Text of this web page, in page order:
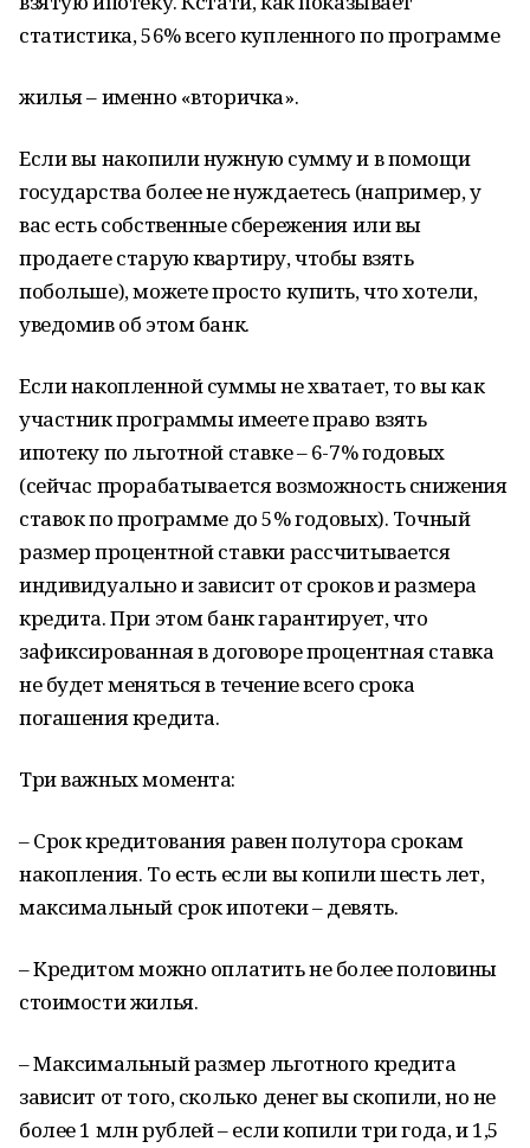
статистика, 56% всего купленного по программе
жилья – именно «вторичка».
Если вы накопили нужную сумму и в помощи
государства более не нуждаетесь (например, у
вас есть собственные сбережения или вы
продаете старую квартиру, чтобы взять
побольше), можете просто купить, что хотели,
уведомив об этом банк.
Если накопленной суммы не хватает, то вы как
участник программы имеете право взять
ипотеку по льготной ставке – 6-7% годовых
(сейчас прорабатывается возможность снижения
ставок по программе до 5% годовых). Точный
размер процентной ставки рассчитывается
индивидуально и зависит от сроков и размера
кредита. При этом банк гарантирует, что
зафиксированная в договоре процентная ставка
не будет меняться в течение всего срока
погашения кредита.
Три важных момента:
– Срок кредитования равен полутора срокам
накопления. То есть если вы копили шесть лет,
максимальный срок ипотеки – девять.
– Кредитом можно оплатить не более половины
стоимости жилья.
– Максимальный размер льготного кредита
зависит от того, сколько денег вы скопили, но не
более 1 млн рублей – если копили три года, и 1,5